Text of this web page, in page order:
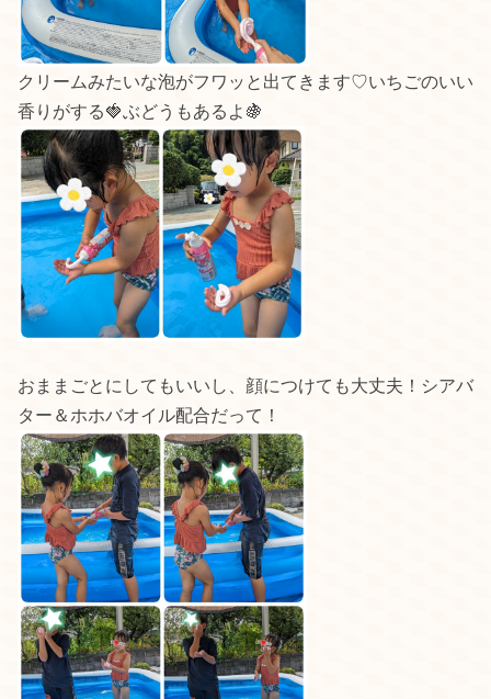
クリームみたいな泡がフワッと出てきます♡いちごのいい
香りがする🍓ぶどうもあるよ🍇
おままごとにしてもいいし、顔につけても大丈夫！シアバ
ター＆ホホバオイル配合だって！